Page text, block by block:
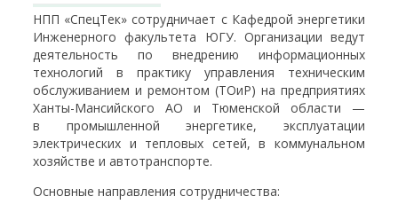
НПП «СпецТек» сотрудничает с Кафедрой энергетики
Инженерного факультета ЮГУ. Организации ведут
деятельность по внедрению информационных
технологий в практику управления техническим
обслуживанием и ремонтом (ТОиР) на предприятиях
Ханты-Мансийского АО и Тюменской области —
в промышленной энергетике, эксплуатации
электрических и тепловых сетей, в коммунальном
хозяйстве и автотранспорте.
Основные направления сотрудничества: